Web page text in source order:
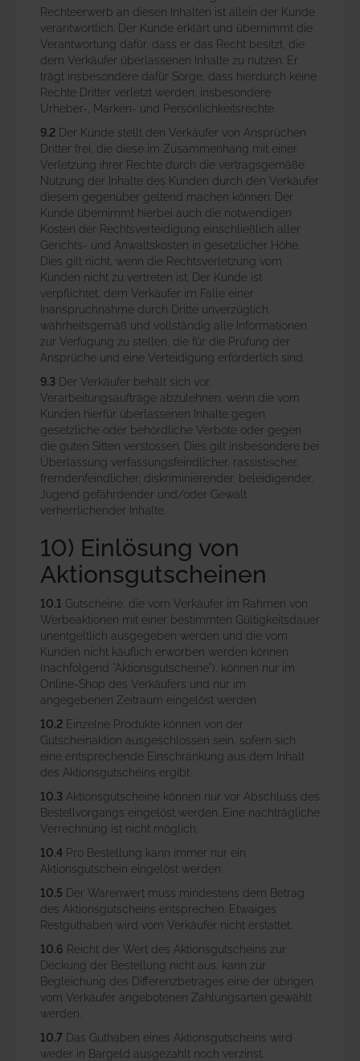
Rechteerwerb an diesen Inhalten ist allein der Kunde
verantwortlich. Der Kunde erklärt und übernimmt die
Verantwortung dafür, dass er das Recht besitzt, die
dem Verkäufer überlassenen Inhalte zu nutzen. Er
trägt insbesondere dafür Sorge, dass hierdurch keine
Rechte Dritter verletzt werden, insbesondere
Urheber-, Marken- und Persönlichkeitsrechte.
9.2 Der Kunde stellt den Verkäufer von Ansprüchen
Dritter frei, die diese im Zusammenhang mit einer
Verletzung ihrer Rechte durch die vertragsgemäße
Nutzung der Inhalte des Kunden durch den Verkäufer
diesem gegenüber geltend machen können. Der
Kunde übernimmt hierbei auch die notwendigen
Kosten der Rechtsverteidigung einschließlich aller
Gerichts- und Anwaltskosten in gesetzlicher Höhe.
Dies gilt nicht, wenn die Rechtsverletzung vom
Kunden nicht zu vertreten ist. Der Kunde ist
verpflichtet, dem Verkäufer im Falle einer
Inanspruchnahme durch Dritte unverzüglich,
wahrheitsgemäß und vollständig alle Informationen
zur Verfügung zu stellen, die für die Prüfung der
Ansprüche und eine Verteidigung erforderlich sind.
9.3 Der Verkäufer behält sich vor,
Verarbeitungsaufträge abzulehnen, wenn die vom
Kunden hierfür überlassenen Inhalte gegen
gesetzliche oder behördliche Verbote oder gegen
die guten Sitten verstossen. Dies gilt insbesondere bei
Überlassung verfassungsfeindlicher, rassistischer,
fremdenfeindlicher, diskriminierender, beleidigender,
Jugend gefährdender und/oder Gewalt
verherrlichender Inhalte.
10) Einlösung von
Aktionsgutscheinen
10.1 Gutscheine, die vom Verkäufer im Rahmen von
Werbeaktionen mit einer bestimmten Gültigkeitsdauer
unentgeltlich ausgegeben werden und die vom
Kunden nicht käuflich erworben werden können
(nachfolgend "Aktionsgutscheine"), können nur im
Online-Shop des Verkäufers und nur im
angegebenen Zeitraum eingelöst werden.
10.2 Einzelne Produkte können von der
Gutscheinaktion ausgeschlossen sein, sofern sich
eine entsprechende Einschränkung aus dem Inhalt
des Aktionsgutscheins ergibt.
10.3 Aktionsgutscheine können nur vor Abschluss des
Bestellvorgangs eingelöst werden. Eine nachträgliche
Verrechnung ist nicht möglich.
10.4 Pro Bestellung kann immer nur ein
Aktionsgutschein eingelöst werden.
10.5 Der Warenwert muss mindestens dem Betrag
des Aktionsgutscheins entsprechen. Etwaiges
Restguthaben wird vom Verkäufer nicht erstattet.
10.6 Reicht der Wert des Aktionsgutscheins zur
Deckung der Bestellung nicht aus, kann zur
Begleichung des Differenzbetrages eine der übrigen
vom Verkäufer angebotenen Zahlungsarten gewählt
werden.
10.7 Das Guthaben eines Aktionsgutscheins wird
weder in Bargeld ausgezahlt noch verzinst.